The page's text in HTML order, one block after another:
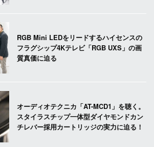
RGB Mini LEDをリードするハイセンスの
フラグシップ4Kテレビ「RGB UXS」の画
質真価に迫る
オーディオテクニカ「AT-MCD1」を聴く。
スタイラスチップ一体型ダイヤモンドカン
チレバー採用カートリッジの実力に迫る！